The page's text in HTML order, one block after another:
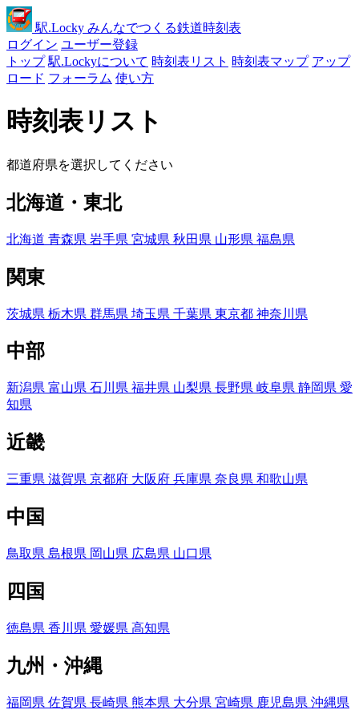
駅.Locky みんなでつくる鉄道時刻表
ログイン ユーザー登録
トップ 駅.Lockyについて 時刻表リスト 時刻表マップ アップ
ロード フォーラム 使い方
時刻表リスト
都道府県を選択してください
北海道・東北
北海道 青森県 岩手県 宮城県 秋田県 山形県 福島県
関東
茨城県 栃木県 群馬県 埼玉県 千葉県 東京都 神奈川県
中部
新潟県 富山県 石川県 福井県 山梨県 長野県 岐阜県 静岡県 愛
知県
近畿
三重県 滋賀県 京都府 大阪府 兵庫県 奈良県 和歌山県
中国
鳥取県 島根県 岡山県 広島県 山口県
四国
徳島県 香川県 愛媛県 高知県
九州・沖縄
福岡県 佐賀県 長崎県 熊本県 大分県 宮崎県 鹿児島県 沖縄県